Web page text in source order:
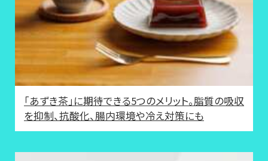
「あずき茶」に期待できる5つのメリット。脂質の吸収
を抑制、抗酸化、腸内環境や冷え対策にも